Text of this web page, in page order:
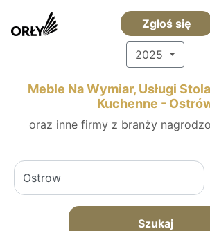
Zgłoś się
2025
Meble Na Wymiar, Usługi
Kuchenne -
oraz inne firmy z branży
Szukaj